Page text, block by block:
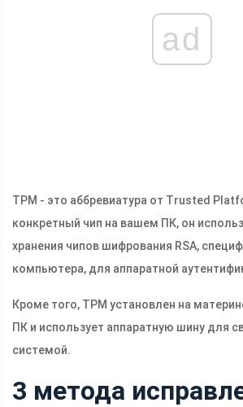
ad
TPM - это аббревиатура от Trusted
конкретный чип на вашем ПК, он
хранения чипов шифрования RSA,
компьютера, для аппаратной
Кроме того, TPM установлен на
ПК и использует аппаратную шину для
системой.
3 метода